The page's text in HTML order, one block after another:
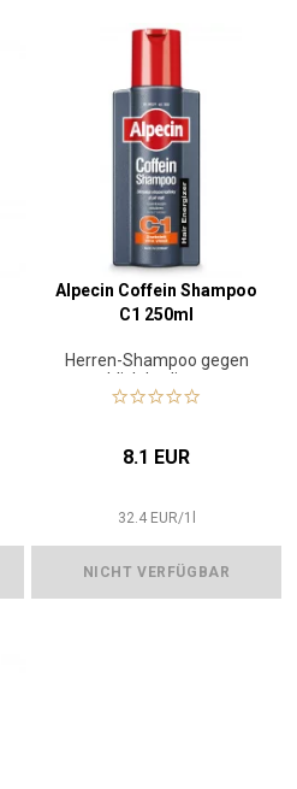
Alpecin Coffein Shampoo
C1 250ml
Herren-Shampoo gegen
erblich bedingten
Haarausfall
8.1 EUR
32.4 EUR/1
NICHT VERFÜGBAR